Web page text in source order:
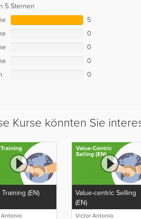
5 Sternen
5
0
0
0
0
Kurse könnten Sie
Training (EN)
Value-centric Selling
(EN)
Victor Antonio